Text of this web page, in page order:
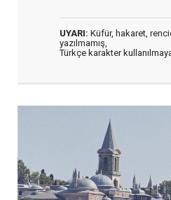
UYARI: Küfür, hakaret,
yazılmamış,
Türkçe karakter